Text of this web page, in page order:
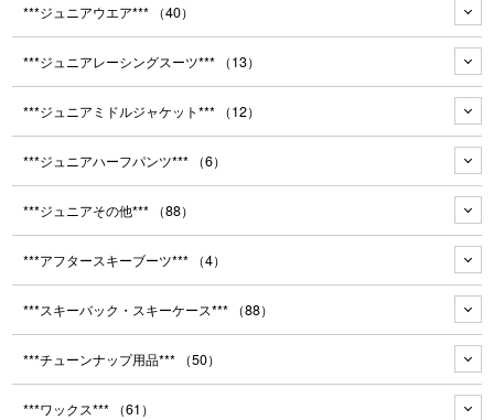
***ジュニアウエア*** （40）
***ジュニアレーシングスーツ*** （13）
***ジュニアミドルジャケット*** （12）
***ジュニアハーフパンツ*** （6）
***ジュニアその他*** （88）
***アフタースキーブーツ*** （4）
***スキーバック・スキーケース*** （88）
***チューンナップ用品*** （50）
***ワックス*** （61）